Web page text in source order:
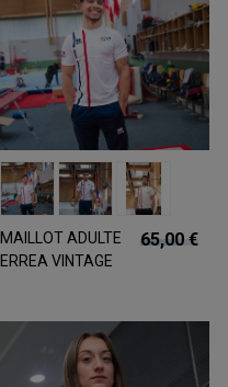
MAILLOT ADULTE
ERREA VINTAGE
65,00 €